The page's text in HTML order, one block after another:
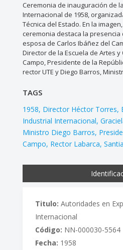
Ceremonia de inauguración de
Internacional de 1958,
Técnica del Estado. En la
ceremonia destaca la presencia
esposa de Carlos Ibáñez del
Director de la Escuela de Artes
Campo, Presidente de la
rector UTE y Diego Barros,
TAGS
1958 Director Héctor Torres
Industrial Internacional
Ministro Diego Barros
Campo Rector Labarca
Titulo: Autoridades en
Internacional
Código: NN-000030-5564
Fecha: 1958